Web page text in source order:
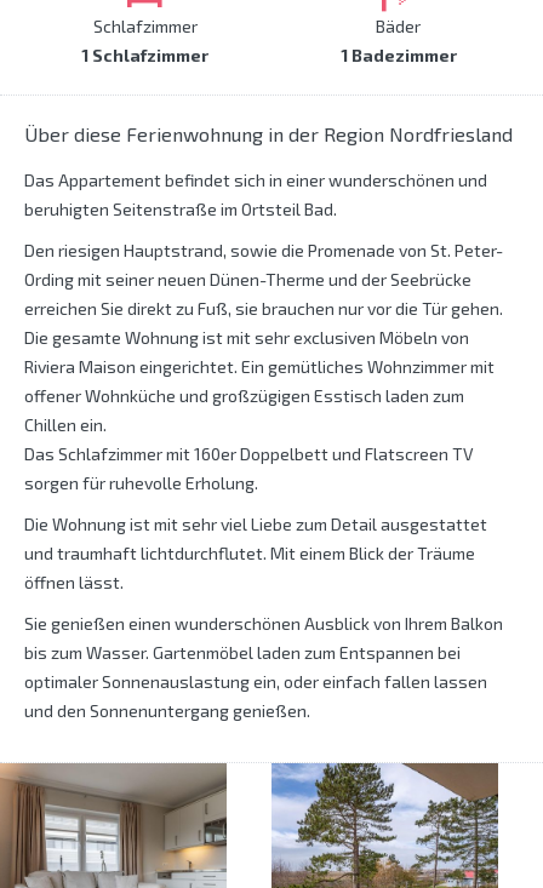
Schlafzimmer
1 Schlafzimmer
Bäder
1 Badezimmer
Über diese Ferienwohnung in der Region Nordfriesland
Das Appartement befindet sich in einer wunderschönen und
beruhigten Seitenstraße im Ortsteil Bad.
Den riesigen Hauptstrand, sowie die Promenade von St. Peter-
Ording mit seiner neuen Dünen-Therme und der Seebrücke
erreichen Sie direkt zu Fuß, sie brauchen nur vor die Tür gehen.
Die gesamte Wohnung ist mit sehr exclusiven Möbeln von
Riviera Maison eingerichtet. Ein gemütliches Wohnzimmer mit
offener Wohnküche und großzügigen Esstisch laden zum
Chillen ein.
Das Schlafzimmer mit 160er Doppelbett und Flatscreen TV
sorgen für ruhevolle Erholung.
Die Wohnung ist mit sehr viel Liebe zum Detail ausgestattet
und traumhaft lichtdurchflutet. Mit einem Blick der Träume
öffnen lässt.
Sie genießen einen wunderschönen Ausblick von Ihrem Balkon
bis zum Wasser. Gartenmöbel laden zum Entspannen bei
optimaler Sonnenauslastung ein, oder einfach fallen lassen
und den Sonnenuntergang genießen.